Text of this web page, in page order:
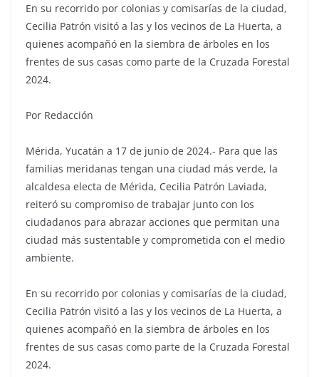
En su recorrido por colonias y comisarías de la ciudad,
Cecilia Patrón visitó a las y los vecinos de La Huerta, a
quienes acompañó en la siembra de árboles en los
frentes de sus casas como parte de la Cruzada Forestal
2024.
Por Redacción
Mérida, Yucatán a 17 de junio de 2024.- Para que las
familias meridanas tengan una ciudad más verde, la
alcaldesa electa de Mérida, Cecilia Patrón Laviada,
reiteró su compromiso de trabajar junto con los
ciudadanos para abrazar acciones que permitan una
ciudad más sustentable y comprometida con el medio
ambiente.
En su recorrido por colonias y comisarías de la ciudad,
Cecilia Patrón visitó a las y los vecinos de La Huerta, a
quienes acompañó en la siembra de árboles en los
frentes de sus casas como parte de la Cruzada Forestal
2024.